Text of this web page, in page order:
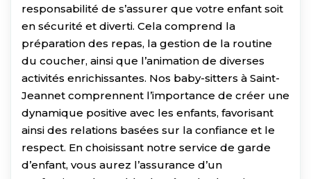
responsabilité de s’assurer que votre enfant soit
en sécurité et diverti. Cela comprend la
préparation des repas, la gestion de la routine
du coucher, ainsi que l’animation de diverses
activités enrichissantes. Nos baby-sitters à Saint-
Jeannet comprennent l’importance de créer une
dynamique positive avec les enfants, favorisant
ainsi des relations basées sur la confiance et le
respect. En choisissant notre service de garde
d’enfant, vous aurez l’assurance d’un